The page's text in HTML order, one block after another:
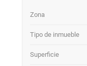
Zona
Tipo de inmueble
Superficie